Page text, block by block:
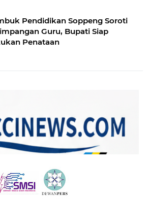
Pendidikan Soppeng Soroti
Guru, Bupati Siap
Penataan